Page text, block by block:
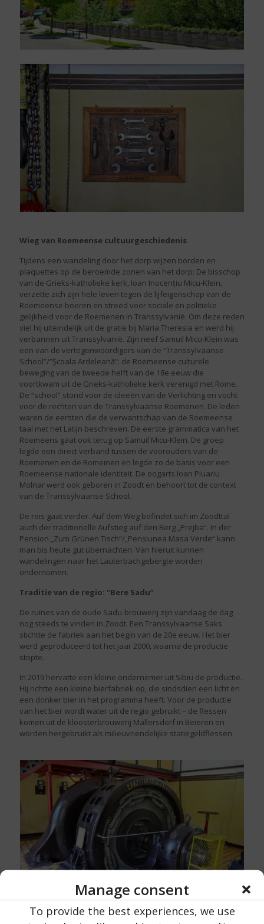
Manage consent
To provide the best experiences, we use
Wieg van Roemeense cultuurgeschiedenis
Tijdens een wandeling door het dorp wijzen borden en
plaquettes op de beroemde zonen van het dorp: De bisschop
van de Grieks-katholieke kerk, Ioan Inocențiu Micu-Klein,
verzette zich zijn hele leven tegen de lijfeigenschap van de
Roemeense boeren en streed voor sociale en politieke
gelijkheid voor de Roemenen in Transsylvanië. Om deze reden
viel hij uiteindelijk uit de gratie bij Maria Theresia en werd hij
verbannen uit Transsylvanië. Zijn neef Samuil Micu-Klein was
een van de vertegenwoordigers van de “Transsylvaanse
School”/”Școala Ardeleană”: de Roemeense culturele
beweging van de tweede helft van de 18e eeuw die
voortkwam uit de Grieks-katholieke kerk verenigd met Rome.
De “school” stond voor de ideeën van de Verlichting en vocht
voor de rechten van de Transsylvaanse Roemenen. De leden
waren de eersten die de verwantschap van de Roemeense
taal met het Latijn beschreven. De eerste grammatica van het
Roemeens gaat ook terug op Samuil Micu-Klein. De groep
legde een direct verband tussen de voorouders van de
Roemenen en de Romeinen en legde zo de basis voor een
Roemeense nationale identiteit. De oogarts Ioan Piuariu
Molnar werd ook geboren in Zoodt en behoort tot de context
van de Transsylvaanse School.
De reis gaat verder. Auf dem Weg befindet sich im Zoodttal
auch der traditionelle Aufstieg auf den Berg „Prejba“. In der
Pension „Zum Grünen Tisch“/„Pensiunea Masa Verde“ kann
man bis heute gut übernachten. Van hieruit kunnen
wandelingen naar het Lauterbachgebergte worden
ondernomen.
Traditie van de regio: “Bere Sadu”
De ruïnes van de oude Sadu-brouwerij zijn vandaag de dag
nog steeds te vinden in Zoodt. Een Transsylvaanse Saks
stichtte de fabriek aan het begin van de 20e eeuw. Het bier
werd geproduceerd tot het jaar 2000, waarna de productie
stopte.
In 2019 hervatte een kleine ondernemer uit Sibiu de productie.
Hij richtte een kleine bierfabriek op, die sindsdien een licht en
een donker bier in het programma heeft. Voor de productie
van het bier wordt water uit de regio gebruikt – de flessen
komen uit de kloosterbrouwerij Mallersdorf in Beieren en
worden hergebruikt als milieuvriendelijke statiegeldflessen.